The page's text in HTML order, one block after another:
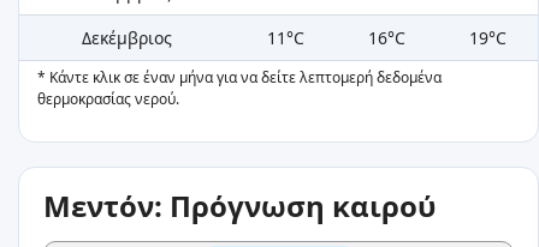
Δεκέμβριος
11°C 16°C 19°C
* Κάντε κλικ σε έναν μήνα για να δείτε λεπτομερή δεδομένα
θερμοκρασίας νερού.
Μεντόν: Πρόγνωση καιρού